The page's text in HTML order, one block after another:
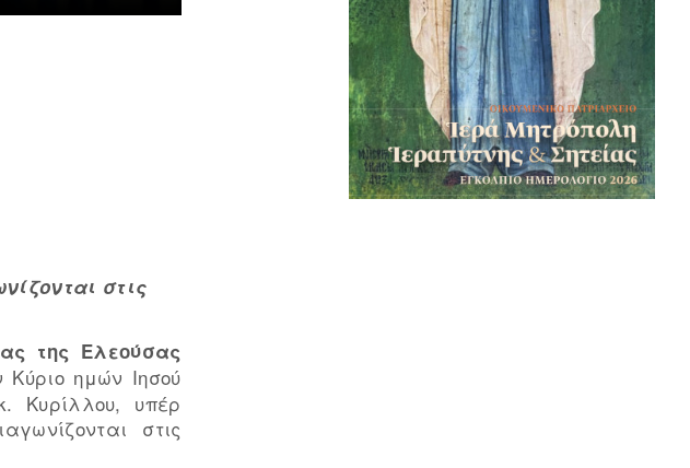
στις
της Ελεούσας
ημών Ιησού
Κυρίλλου, υπέρ
στις